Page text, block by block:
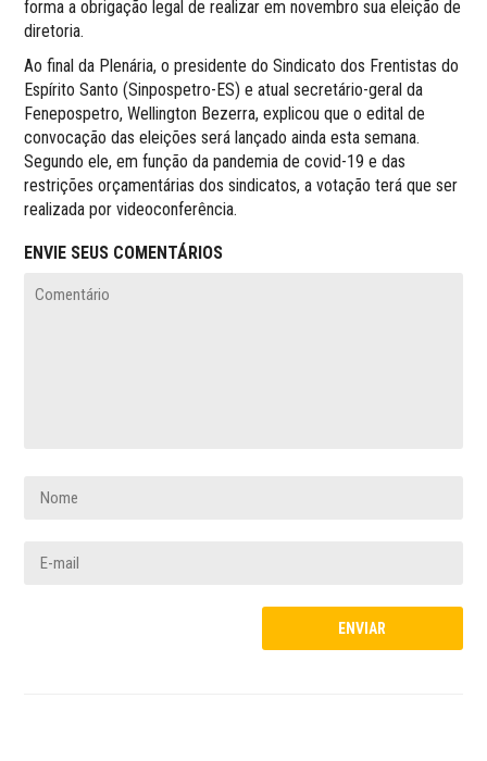
forma a obrigação legal de realizar em novembro sua eleição de
diretoria.
Ao final da Plenária, o presidente do Sindicato dos Frentistas do
Espírito Santo (Sinpospetro-ES) e atual secretário-geral da
Fenepospetro, Wellington Bezerra, explicou que o edital de
convocação das eleições será lançado ainda esta semana.
Segundo ele, em função da pandemia de covid-19 e das
restrições orçamentárias dos sindicatos, a votação terá que ser
realizada por videoconferência.
ENVIE SEUS COMENTÁRIOS